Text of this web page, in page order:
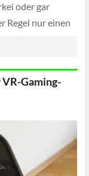
oder gar
Regel nur einen
Gaming-